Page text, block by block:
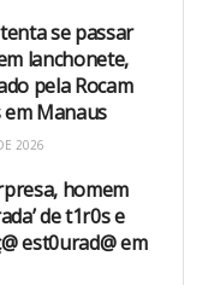
se passar
lanchonete,
pela Rocam
Manaus
2026
homem
de t1r0s e
est0urad@ em